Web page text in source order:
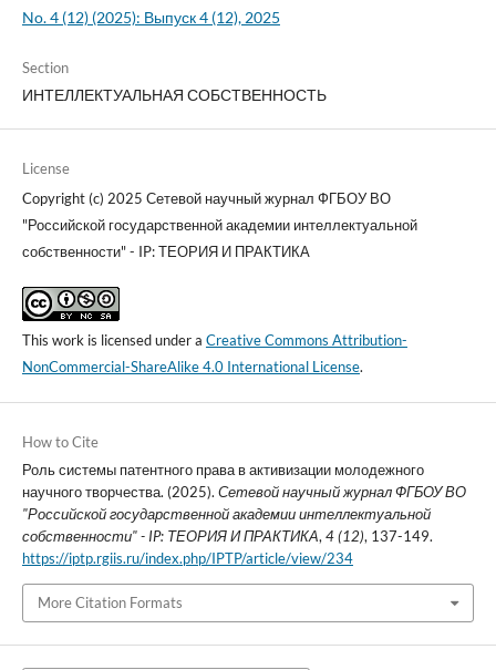
No. 4 (12) (2025): Выпуск 4 (12), 2025
Section
ИНТЕЛЛЕКТУАЛЬНАЯ СОБСТВЕННОСТЬ
License
Copyright (c) 2025 Сетевой научный журнал ФГБОУ ВО
"Российской государственной академии интеллектуальной
собственности" - IP: ТЕОРИЯ И ПРАКТИКА
This work is licensed under a Creative Commons Attribution-
NonCommercial-ShareAlike 4.0 International License.
How to Cite
Роль системы патентного права в активизации молодежного
научного творчества. (2025). Сетевой научный журнал ФГБОУ ВО
"Российской государственной академии интеллектуальной
собственности" - IP: ТЕОРИЯ И ПРАКТИКА, 4 (12), 137-149.
https://iptp.rgiis.ru/index.php/IPTP/article/view/234
More Citation Formats